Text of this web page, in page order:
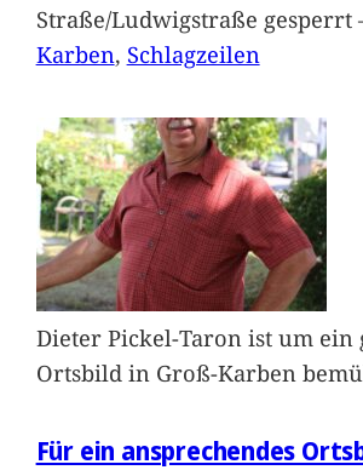
Straße/Ludwigstraße gesperrt
Karben, Schlagzeilen
Dieter Pickel-Taron ist um ein
Ortsbild in Groß-Karben
Für ein ansprechendes